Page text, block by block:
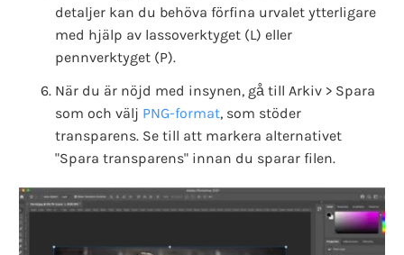
detaljer kan du behöva förfina urvalet ytterligare
med hjälp av lassoverktyget (L) eller
pennverktyget (P).
När du är nöjd med insynen, gå till Arkiv > Spara
som och välj PNG-format, som stöder
transparens. Se till att markera alternativet
"Spara transparens" innan du sparar filen.